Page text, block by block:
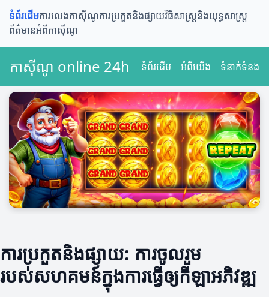
ទំព័រដើមការលេងកាស៊ីណូការប្រកួតនិងផ្សាយវិធីសាស្ត្រនិងយុទ្ធសាស្ត្រ
ព័ត៌មានអំពីកាស៊ីណូ
កាស៊ីណូ online 24h ទំព័រដើម អំពីយើង ទំនាក់ទំនង
ការប្រកួតនិងផ្សាយ: ការចូលរួម
របស់សហគមន៍ក្នុងការធ្វើឲ្យកីឡាអភិវឌ្ឍ